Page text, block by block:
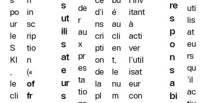
po
ur
le
S
KI
,
le
cli
in
sc
rip
tio
n
(«
of
fr
s
ut
ili
s
at
e
ur
s
de
r
au
x
pr
es
ta
tio
d’i
ns
cri
pti
on
de
la
pl
é
au
cli
en
t,
le
nu
m
itant
à
acti
ver
l’util
isat
eur
con
re
s
p
o
n
s
a
bi
uti
lis
at
eu
rs
qu
’il
ac